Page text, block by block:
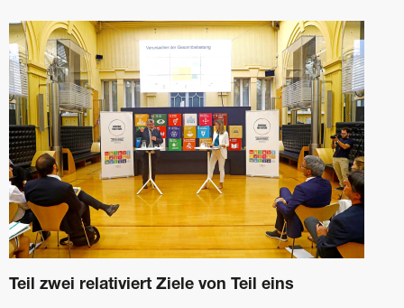
Teil zwei relativiert Ziele von Teil eins